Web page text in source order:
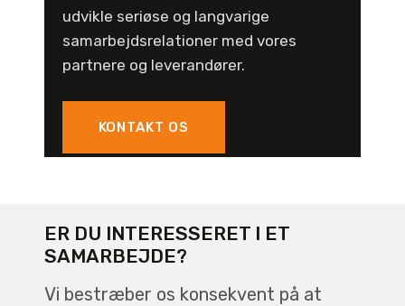
udvikle seriøse og langvarige
samarbejdsrelationer med vores
partnere og leverandører.
KONTAKT OS
ER DU INTERESSERET I ET
SAMARBEJDE?
Vi bestræber os konsekvent på at